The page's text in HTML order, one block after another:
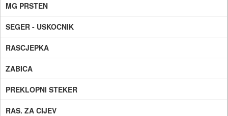
MG PRSTEN
SEGER - USKOCNIK
RASCJEPKA
ZABICA
PREKLOPNI STEKER
RAS. ZA CIJEV